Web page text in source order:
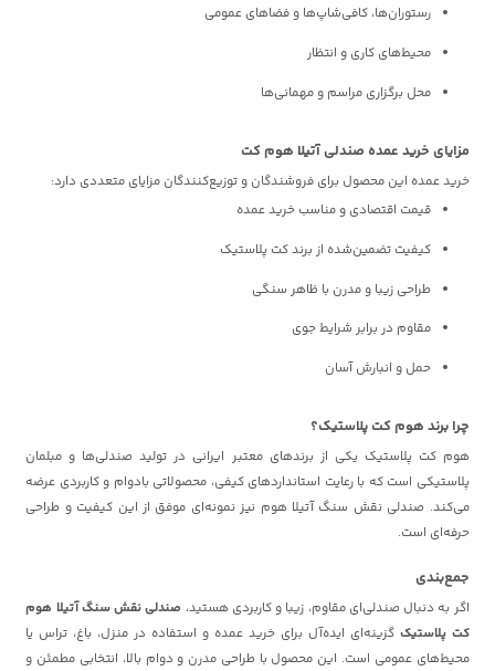
رستوران‌ها، کافی‌شاپ‌ها و فضاهای عمومی
محیط‌های کاری و انتظار
محل برگزاری مراسم و مهمانی‌ها
مزایای خرید عمده صندلی آتیلا هوم کت
خرید عمده این محصول برای فروشندگان و توزیع‌کنندگان مزایای متعددی دارد:
قیمت اقتصادی و مناسب خرید عمده
کیفیت تضمین‌شده از برند کت پلاستیک
طراحی زیبا و مدرن با ظاهر سنگی
مقاوم در برابر شرایط جوی
حمل و انبارش آسان
چرا برند هوم کت پلاستیک؟
هوم کت پلاستیک یکی از برندهای معتبر ایرانی در تولید صندلی‌ها و مبلمان
پلاستیکی است که با رعایت استانداردهای کیفی، محصولاتی بادوام و کاربردی عرضه
می‌کند. صندلی نقش سنگ آتیلا هوم نیز نمونه‌ای موفق از این کیفیت و طراحی
حرفه‌ای است.
جمع‌بندی
اگر به دنبال صندلی‌ای مقاوم، زیبا و کاربردی هستید، صندلی نقش سنگ آتیلا هوم
کت پلاستیک گزینه‌ای ایده‌آل برای خرید عمده و استفاده در منزل، باغ، تراس یا
محیط‌های عمومی است. این محصول با طراحی مدرن و دوام بالا، انتخابی مطمئن و